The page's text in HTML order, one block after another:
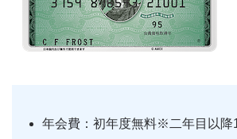
年会費：初年度無料※二年目以降